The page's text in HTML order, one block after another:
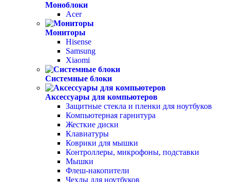
Моноблоки
Acer
Мониторы
Hisense
Samsung
Xiaomi
Системные блоки
Аксессуары для компьютеров
Защитные стекла и пленки для ноутбуков
Компьютерная гарнитура
Жесткие диски
Клавиатуры
Коврики для мышки
Контроллеры, микрофоны, подставки
Мышки
Флеш-накопители
Чехлы для ноутбуков